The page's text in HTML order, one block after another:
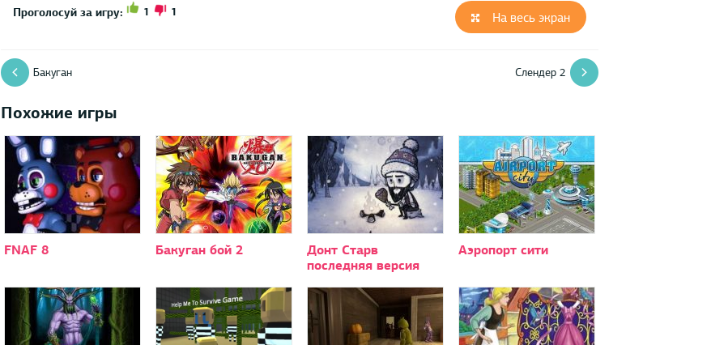
На весь экран
Проголосуй за игру: 1 1
Бакуган Слендер 2
Похожие игры
FNAF 8 Бакуган бой 2
Донт Старв
последняя версия
Аэропорт сити